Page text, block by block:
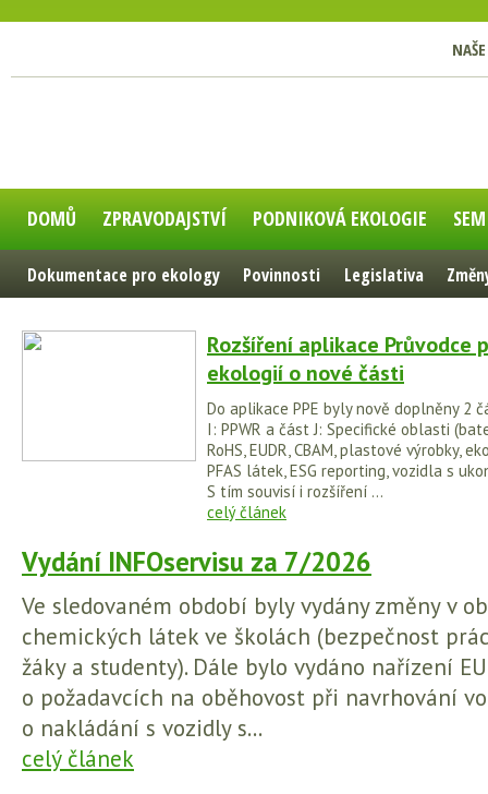
DOMŮ ZPRAVODAJSTVÍ PODNIKOVÁ EKOLOGIE
Dokumentace pro ekology Povinnosti Legislativa
Rozšíření aplikace Průvodce
ekologií o nové části
Do aplikace PPE byly nově doplněny 2
I: PPWR a část J: Specifické oblasti
RoHS, EUDR, CBAM, plastové výrobky,
PFAS látek, ESG reporting, vozidla s
S tím souvisí i rozšíření ...
celý článek
Vydání INFOservisu za 7/2026
Ve sledovaném období byly vydány změny v
chemických látek ve školách (bezpečnost
žáky a studenty). Dále bylo vydáno nařízení
o požadavcích na oběhovost při navrhování
o nakládání s vozidly s...
celý článek